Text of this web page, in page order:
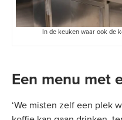
In de keuken waar ook de
Een menu met
‘We misten zelf een plek